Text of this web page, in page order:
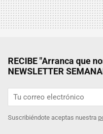
RECIBE "Arranca que
NEWSLETTER
Suscribiéndote aceptas nuestra